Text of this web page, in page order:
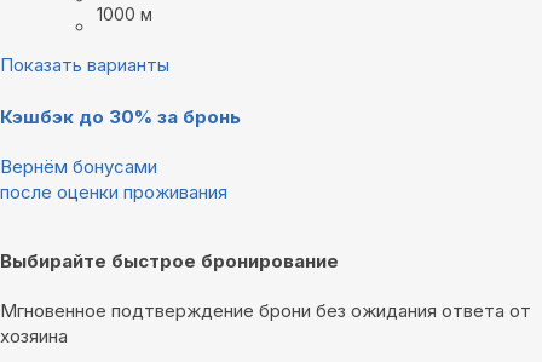
1000 м
Показать варианты
Кэшбэк до 30% за бронь
Вернём бонусами
после оценки проживания
Выбирайте быстрое бронирование
Мгновенное подтверждение брони без ожидания ответа от
хозяина